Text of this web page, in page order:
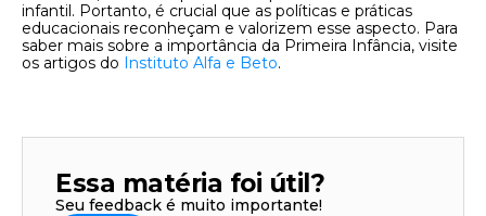
infantil. Portanto, é crucial que as políticas e práticas
educacionais reconheçam e valorizem esse aspecto. Para
saber mais sobre a importância da Primeira Infância, visite
os artigos do Instituto Alfa e Beto.
Essa matéria foi útil?
Seu feedback é muito importante!